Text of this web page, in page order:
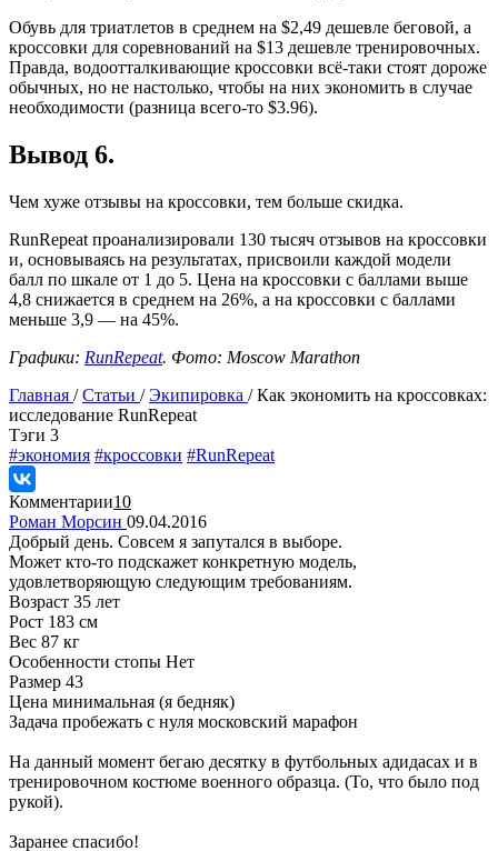
Обувь для триатлетов в среднем на $2,49 дешевле беговой, а
кроссовки для соревнований на $13 дешевле тренировочных.
Правда, водоотталкивающие кроссовки всё-таки стоят дороже
обычных, но не настолько, чтобы на них экономить в случае
необходимости (разница всего-то $3.96).
Вывод 6.
Чем хуже отзывы на кроссовки, тем больше скидка.
RunRepeat проанализировали 130 тысяч отзывов на кроссовки
и, основываясь на результатах, присвоили каждой модели
балл по шкале от 1 до 5. Цена на кроссовки с баллами выше
4,8 снижается в среднем на 26%, а на кроссовки с баллами
меньше 3,9 — на 45%.
Графики: RunRepeat. Фото: Moscow Marathon
Главная /Статьи /Экипировка /Как экономить на кроссовках:
исследование RunRepeat
Tэги 3
#экономия #кроссовки #RunRepeat
Комментарии10
Роман Морсин 09.04.2016
Добрый день. Совсем я запутался в выборе.
Может кто-то подскажет конкретную модель,
удовлетворяющую следующим требованиям.
Возраст 35 лет
Рост 183 см
Вес 87 кг
Особенности стопы Нет
Размер 43
Цена минимальная (я бедняк)
Задача пробежать с нуля московский марафон
На данный момент бегаю десятку в футбольных адидасах и в
тренировочном костюме военного образца. (То, что было под
рукой).
Заранее спасибо!